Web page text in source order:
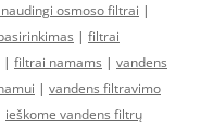
osmoso filtrai |
| filtrai
| filtrai namams | vandens
| vandens filtravimo
ieškome vandens filtrų